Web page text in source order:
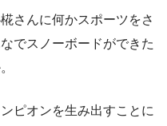
さんに何かスポーツをさ
でスノーボードができた
ピオンを生み出すことに